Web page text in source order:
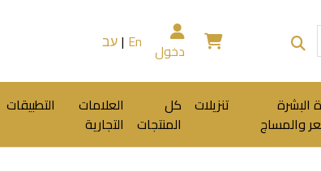
دخول En
|עב
البشرة
والمساج
تنزيلات كل
المنتجات
العلامات
التجارية
التطبيقات